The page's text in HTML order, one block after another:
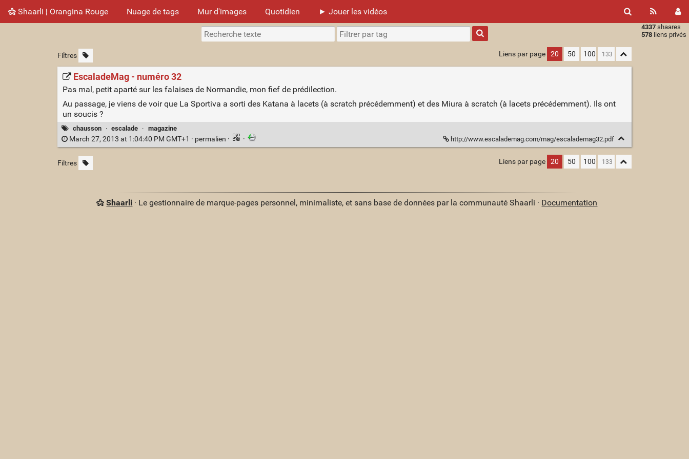
Shaarli ¦ Orangina Rouge Nuage de tags Mur d'images Quotidien ► Jouer les vidéos
4337 shaares
578 liens privés
Type 1 or
more
characters
results.
Filtres Liens par page 20 50 100
EscaladeMag - numéro 32
Pas mal, petit aparté sur les falaises de Normandie, mon fief de prédilection.
Au passage, je viens de voir que La Sportiva a sorti des Katana à lacets (à scratch précédemment) et des Miura à scratch (à lacets précédemment). Ils ont
un soucis ?
chausson · escalade · magazine
March 27, 2013 at 1:04:40 PM GMT+1 · permalien · · http://www.escalademag.com/mag/escalademag32.pdf
Filtres Liens par page 20 50 100
Shaarli · Le gestionnaire de marque-pages personnel, minimaliste, et sans base de données par la communauté Shaarli · Documentation